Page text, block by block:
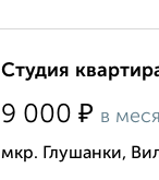
Студия
9 000 ₽ в
мкр. Глушанки,